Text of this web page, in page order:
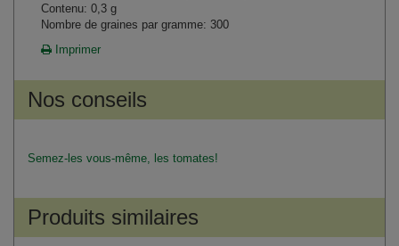
Contenu: 0,3 g
Nombre de graines par gramme: 300
Imprimer
Nos conseils
Semez-les vous-même, les tomates!
Produits similaires